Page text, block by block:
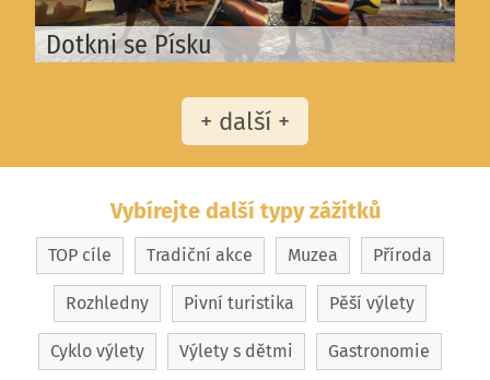
Dotkni se Písku
+ další +
Vybírejte další typy zážitků
TOP cíle Tradiční akce Muzea Příroda
Rozhledny Pivní turistika Pěší výlety
Cyklo výlety Výlety s dětmi Gastronomie